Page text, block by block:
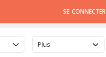
SE CONNECTER
Plus